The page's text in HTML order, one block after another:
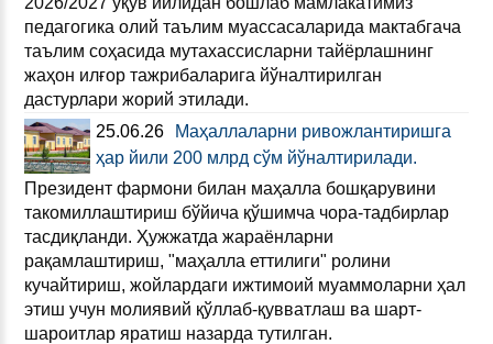
педагогика олий таълим муассасаларида мактабгача
таълим соҳасида мутахассисларни тайёрлашнинг
жаҳон илғор тажрибаларига йўналтирилган
дастурлари жорий этилади.
25.06.26
Маҳаллаларни ривожлантиришга
ҳар йили 200 млрд сўм йўналтирилади.
Президент фармони билан маҳалла бошқарувини
такомиллаштириш бўйича қўшимча чора-тадбирлар
тасдиқланди. Ҳужжатда жараёнларни
рақамлаштириш, "маҳалла еттилиги" ролини
кучайтириш, жойлардаги ижтимоий муаммоларни ҳал
этиш учун молиявий қўллаб-қувватлаш ва шарт-
шароитлар яратиш назарда тутилган.